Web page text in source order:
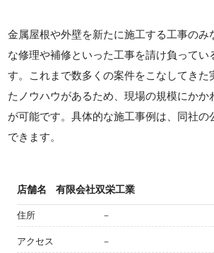
金属屋根や外壁を新たに施工する工事のみ
な修理や補修といった工事を請け負ってい
す。これまで数多くの案件をこなしてきた
たノウハウがあるため、現場の規模にかか
が可能です。具体的な施工事例は、同社の
できます。
店舗名 有限会社双栄工業
住所 －
アクセス －